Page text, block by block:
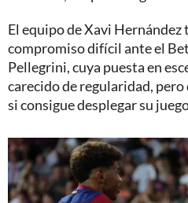
El equipo de Xavi
compromiso difícil ante el
Pellegrini, cuya puesta en
carecido de regularidad, pero
si consigue desplegar su